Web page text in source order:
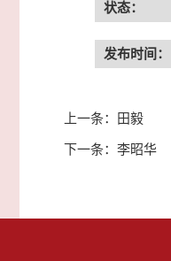
状态：
发布时间：
上一条： 田毅
下一条： 李昭华